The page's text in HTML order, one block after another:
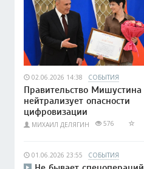
02.06.2026 14:38 СОБЫТИЯ
Правительство Мишустина
нейтрализует опасности
цифровизации
МИХАИЛ ДЕЛЯГИН 576
01.06.2026 23:55 СОБЫТИЯ